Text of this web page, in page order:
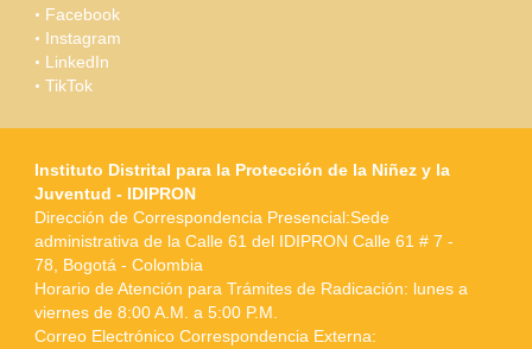
Facebook
Instagram
LinkedIn
TikTok
Instituto Distrital para la Protección de la Niñez y la
Juventud - IDIPRON
Dirección de Correspondencia Presencial:Sede
administrativa de la Calle 61 del IDIPRON Calle 61 # 7 -
78, Bogotá - Colombia
Horario de Atención para Trámites de Radicación: lunes a
viernes de 8:00 A.M. a 5:00 P.M.
Correo Electrónico Correspondencia Externa: